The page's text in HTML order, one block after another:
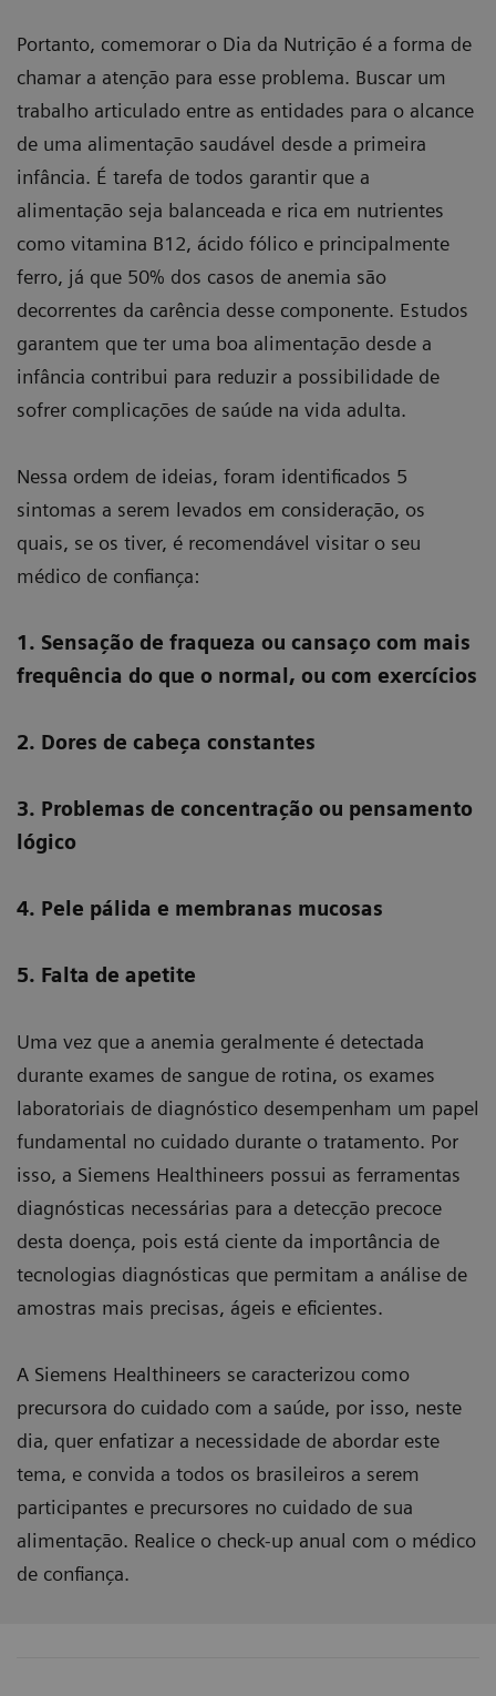
Portanto, comemorar o Dia da Nutrição é a forma de
chamar a atenção para esse problema. Buscar um
trabalho articulado entre as entidades para o alcance
de uma alimentação saudável desde a primeira
infância. É tarefa de todos garantir que a
alimentação seja balanceada e rica em nutrientes
como vitamina B12, ácido fólico e principalmente
ferro, já que 50% dos casos de anemia são
decorrentes da carência desse componente. Estudos
garantem que ter uma boa alimentação desde a
infância contribui para reduzir a possibilidade de
sofrer complicações de saúde na vida adulta.
Nessa ordem de ideias, foram identificados 5
sintomas a serem levados em consideração, os
quais, se os tiver, é recomendável visitar o seu
médico de confiança:
1. Sensação de fraqueza ou cansaço com mais
frequência do que o normal, ou com exercícios
2. Dores de cabeça constantes
3. Problemas de concentração ou pensamento
lógico
4. Pele pálida e membranas mucosas
5. Falta de apetite
Uma vez que a anemia geralmente é detectada
durante exames de sangue de rotina, os exames
laboratoriais de diagnóstico desempenham um papel
fundamental no cuidado durante o tratamento. Por
isso, a Siemens Healthineers possui as ferramentas
diagnósticas necessárias para a detecção precoce
desta doença, pois está ciente da importância de
tecnologias diagnósticas que permitam a análise de
amostras mais precisas, ágeis e eficientes.
A Siemens Healthineers se caracterizou como
precursora do cuidado com a saúde, por isso, neste
dia, quer enfatizar a necessidade de abordar este
tema, e convida a todos os brasileiros a serem
participantes e precursores no cuidado de sua
alimentação. Realice o check-up anual com o médico
de confiança.